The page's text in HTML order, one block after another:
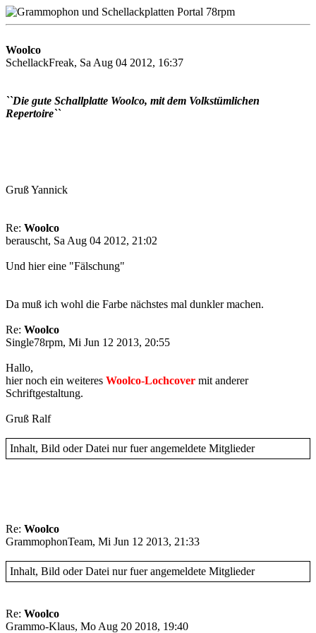
Woolco
SchellackFreak, Sa Aug 04 2012, 16:37
``Die gute Schallplatte Woolco, mit dem Volkstümlichen
Repertoire``
Gruß Yannick
Re: Woolco
berauscht, Sa Aug 04 2012, 21:02
Und hier eine "Fälschung"
Da muß ich wohl die Farbe nächstes mal dunkler machen.
Re: Woolco
Single78rpm, Mi Jun 12 2013, 20:55
Hallo,
hier noch ein weiteres Woolco-Lochcover mit anderer
Schriftgestaltung.
Gruß Ralf
Inhalt, Bild oder Datei nur fuer angemeldete Mitglieder
Re: Woolco
GrammophonTeam, Mi Jun 12 2013, 21:33
Inhalt, Bild oder Datei nur fuer angemeldete Mitglieder
Re: Woolco
Grammo-Klaus, Mo Aug 20 2018, 19:40